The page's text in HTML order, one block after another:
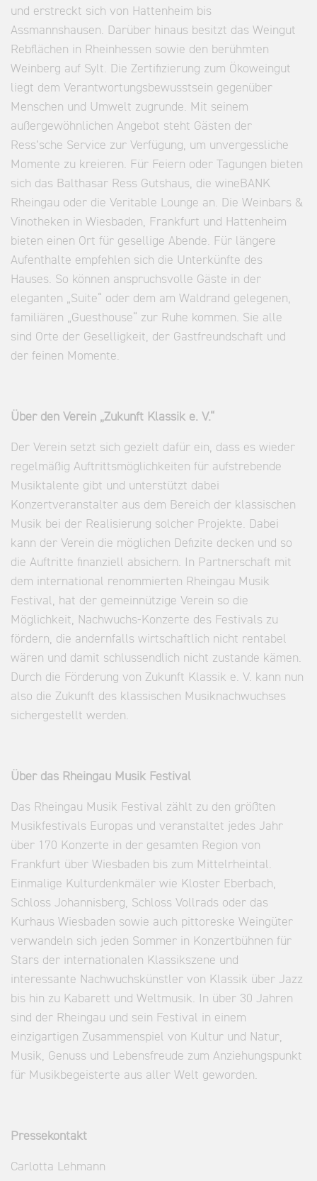
und erstreckt sich von Hattenheim bis
Assmannshausen. Darüber hinaus besitzt das Weingut
Rebflächen in Rheinhessen sowie den berühmten
Weinberg auf Sylt. Die Zertifizierung zum Ökoweingut
liegt dem Verantwortungsbewusstsein gegenüber
Menschen und Umwelt zugrunde. Mit seinem
außergewöhnlichen Angebot steht Gästen der
Ress’sche Service zur Verfügung, um unvergessliche
Momente zu kreieren. Für Feiern oder Tagungen bieten
sich das Balthasar Ress Gutshaus, die wineBANK
Rheingau oder die Veritable Lounge an. Die Weinbars &
Vinotheken in Wiesbaden, Frankfurt und Hattenheim
bieten einen Ort für gesellige Abende. Für längere
Aufenthalte empfehlen sich die Unterkünfte des
Hauses. So können anspruchsvolle Gäste in der
eleganten „Suite“ oder dem am Waldrand gelegenen,
familiären „Guesthouse“ zur Ruhe kommen. Sie alle
sind Orte der Geselligkeit, der Gastfreundschaft und
der feinen Momente.
Über den Verein „Zukunft Klassik e. V.“
Der Verein setzt sich gezielt dafür ein, dass es wieder
regelmäßig Auftrittsmöglichkeiten für aufstrebende
Musiktalente gibt und unterstützt dabei
Konzertveranstalter aus dem Bereich der klassischen
Musik bei der Realisierung solcher Projekte. Dabei
kann der Verein die möglichen Defizite decken und so
die Auftritte finanziell absichern. In Partnerschaft mit
dem international renommierten Rheingau Musik
Festival, hat der gemeinnützige Verein so die
Möglichkeit, Nachwuchs-Konzerte des Festivals zu
fördern, die andernfalls wirtschaftlich nicht rentabel
wären und damit schlussendlich nicht zustande kämen.
Durch die Förderung von Zukunft Klassik e. V. kann nun
also die Zukunft des klassischen Musiknachwuchses
sichergestellt werden.
Über das Rheingau Musik Festival
Das Rheingau Musik Festival zählt zu den größten
Musikfestivals Europas und veranstaltet jedes Jahr
über 170 Konzerte in der gesamten Region von
Frankfurt über Wiesbaden bis zum Mittelrheintal.
Einmalige Kulturdenkmäler wie Kloster Eberbach,
Schloss Johannisberg, Schloss Vollrads oder das
Kurhaus Wiesbaden sowie auch pittoreske Weingüter
verwandeln sich jeden Sommer in Konzertbühnen für
Stars der internationalen Klassikszene und
interessante Nachwuchskünstler von Klassik über Jazz
bis hin zu Kabarett und Weltmusik. In über 30 Jahren
sind der Rheingau und sein Festival in einem
einzigartigen Zusammenspiel von Kultur und Natur,
Musik, Genuss und Lebensfreude zum Anziehungspunkt
für Musikbegeisterte aus aller Welt geworden.
Pressekontakt
Carlotta Lehmann